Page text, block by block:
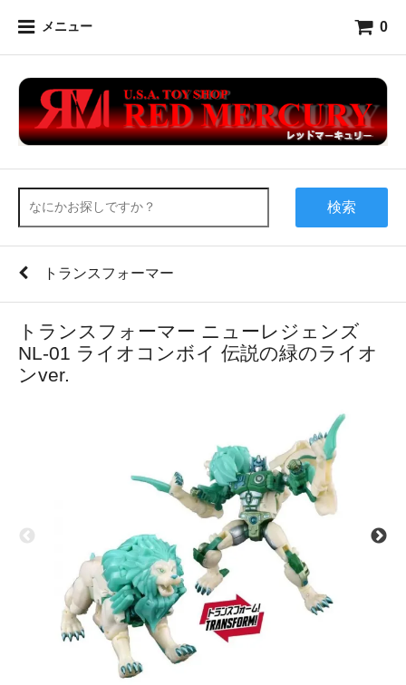
メニュー 0
検索
トランスフォーマー
トランスフォーマー ニューレジェンズ
NL-01 ライオコンボイ 伝説の緑のライオ
ンver.